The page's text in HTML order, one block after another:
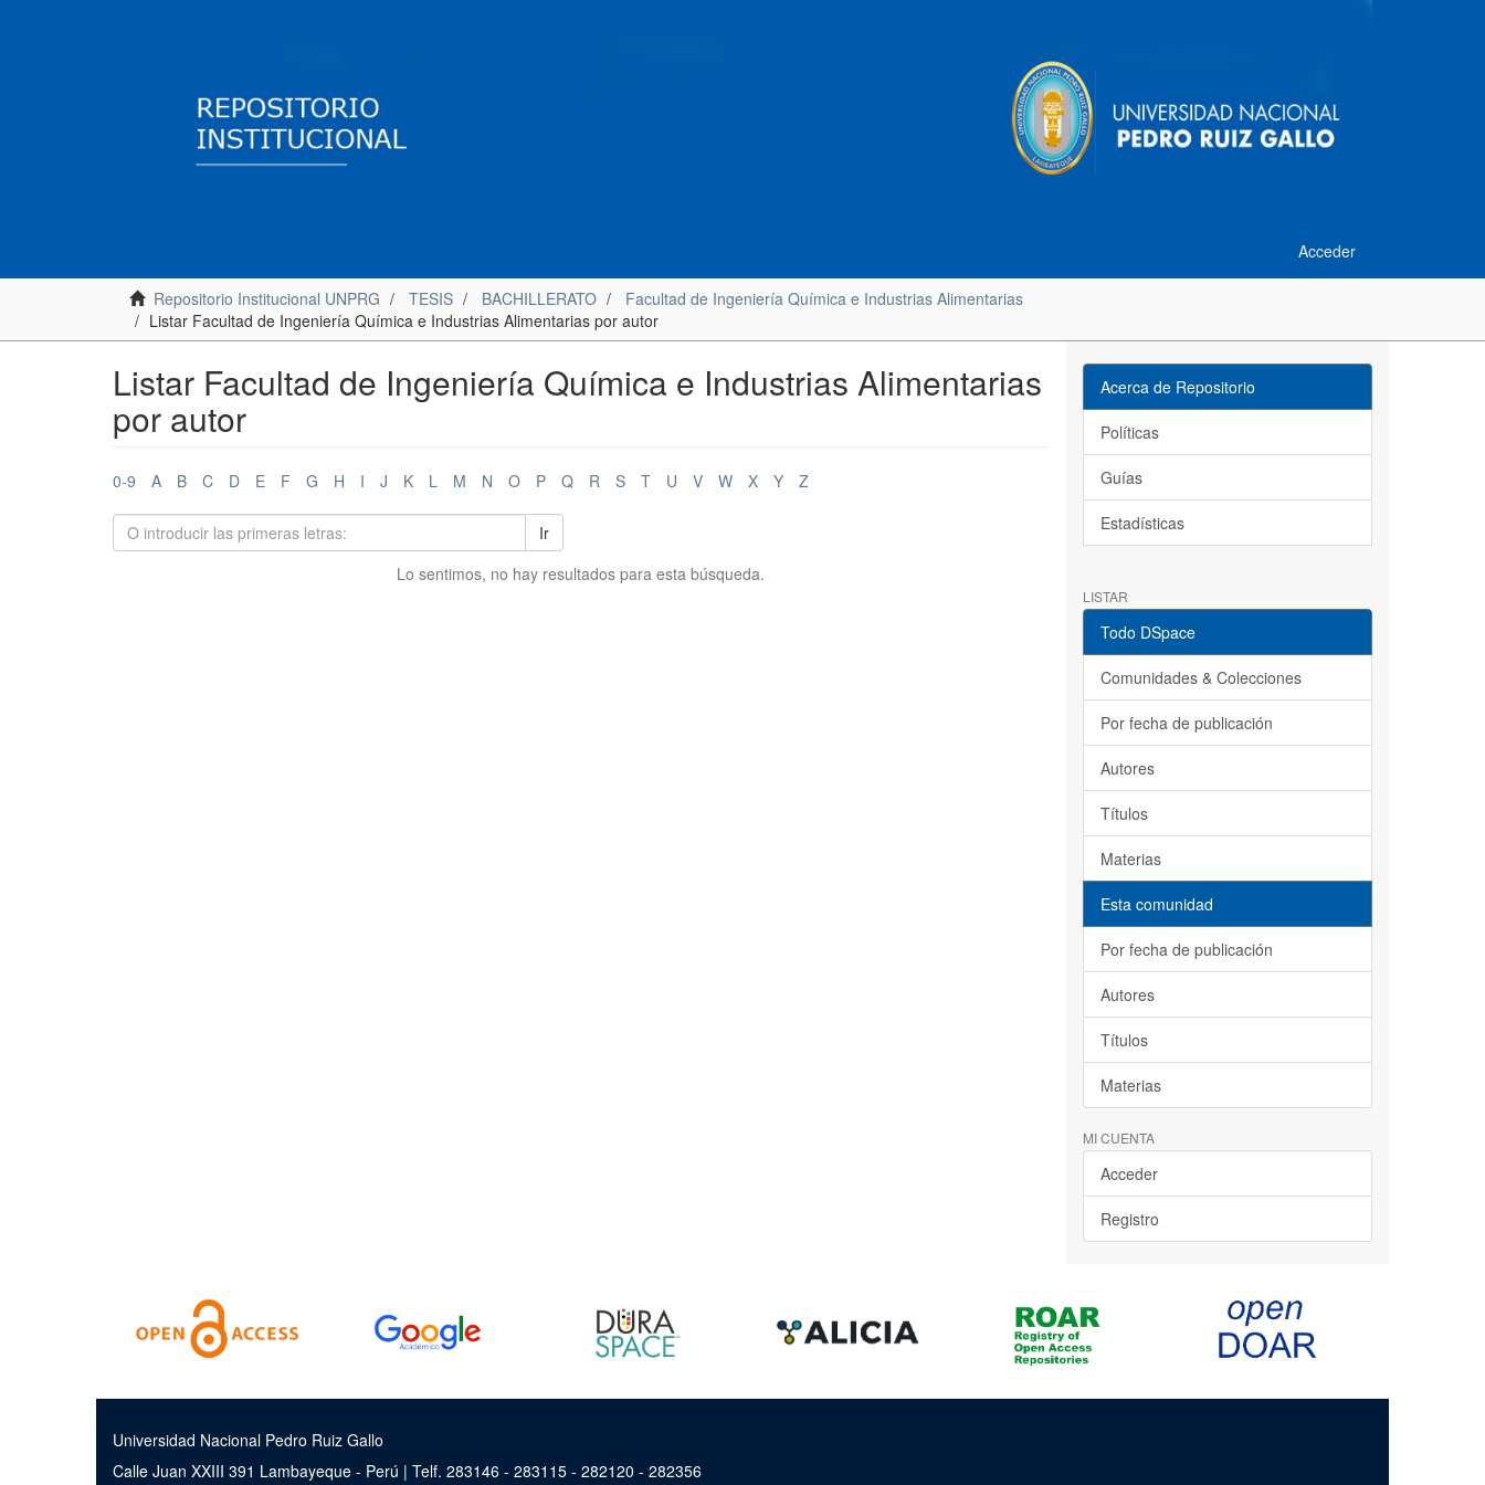
Acceder
Repositorio Institucional UNPRG TESIS BACHILLERATO
Facultad de Ingeniería Química e Industrias Alimentarias
Listar Facultad de Ingeniería Química e Industrias Alimentarias por autor
Listar Facultad de Ingeniería Química e Industrias Alimentarias
por autor
0-9 A B C D E F G H I J K L M N O P Q R S T U V W X Y Z
Ir
Lo sentimos, no hay resultados para esta búsqueda.
Acerca de Repositorio
Políticas
Guías
Estadísticas
LISTAR
Todo DSpace
Comunidades & Colecciones
Por fecha de publicación
Autores
Títulos
Materias
Esta comunidad
Por fecha de publicación
Autores
Títulos
Materias
MI CUENTA
Acceder
Registro
Universidad Nacional Pedro Ruiz Gallo
Calle Juan XXIII 391 Lambayeque - Perú | Telf. 283146 - 283115 - 282120 - 282356